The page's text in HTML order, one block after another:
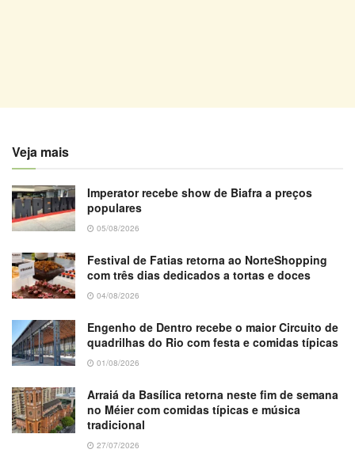
Veja mais
Imperator recebe show de Biafra a preços
populares
05/08/2026
Festival de Fatias retorna ao NorteShopping
com três dias dedicados a tortas e doces
04/08/2026
Engenho de Dentro recebe o maior Circuito de
quadrilhas do Rio com festa e comidas típicas
01/08/2026
Arraiá da Basílica retorna neste fim de semana
no Méier com comidas típicas e música
tradicional
27/07/2026